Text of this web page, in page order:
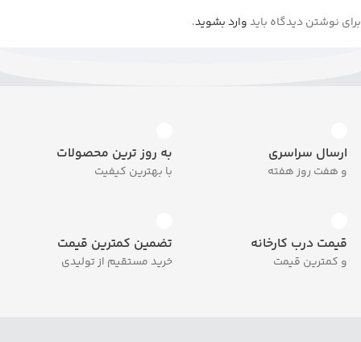
برای نوشتن دیدگاه بایدوارد بشوید.
ارسال سراسری
و هفت روز هفته
به روز ترین محصولات
با بهترین کیفیت
قیمت درب کارخانه
و کمترین قیمت
تضمین کمترین قیمت
خرید مستقیم از تولیدی